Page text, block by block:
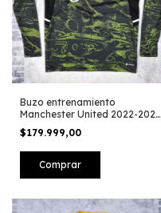
Buzo entrenamiento
Manchester United 2022-2023
#18
$179.999,00
Comprar